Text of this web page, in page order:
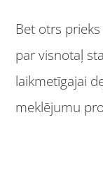
Bet otrs
par visnotaļ
laikmetīgajai
meklējumu